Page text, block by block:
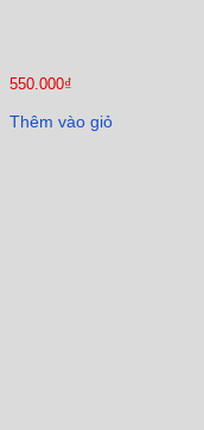
550.000₫
Thêm vào giỏ